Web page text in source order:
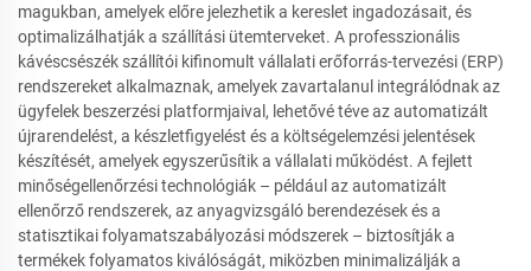
magukban, amelyek előre jelezhetik a kereslet ingadozásait, és
optimalizálhatják a szállítási ütemterveket. A professzionális
kávéscsészék szállítói kifinomult vállalati erőforrás-tervezési (ERP)
rendszereket alkalmaznak, amelyek zavartalanul integrálódnak az
ügyfelek beszerzési platformjaival, lehetővé téve az automatizált
újrarendelést, a készletfigyelést és a költségelemzési jelentések
készítését, amelyek egyszerűsítik a vállalati működést. A fejlett
minőségellenőrzési technológiák – például az automatizált
ellenőrző rendszerek, az anyagvizsgáló berendezések és a
statisztikai folyamatszabályozási módszerek – biztosítják a
termékek folyamatos kiválóságát, miközben minimalizálják a